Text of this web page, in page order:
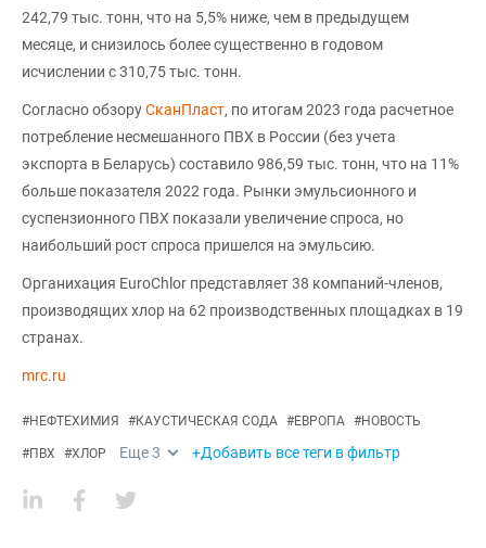
242,79 тыс. тонн, что на 5,5% ниже, чем в предыдущем
месяце, и снизилось более существенно в годовом
исчислении с 310,75 тыс. тонн.
Согласно обзоруСканПласт, по итогам 2023 года расчетное
потребление несмешанного ПВХ в России (без учета
экспорта в Беларусь) составило 986,59 тыс. тонн, что на 11%
больше показателя 2022 года. Рынки эмульсионного и
суспензионного ПВХ показали увеличение спроса, но
наибольший рост спроса пришелся на эмульсию.
Органихация EuroChlor представляет 38 компаний-членов,
производящих хлор на 62 производственных площадках в 19
странах.
mrc.ru
#НЕФТЕХИМИЯ #КАУСТИЧЕСКАЯ СОДА #ЕВРОПА #НОВОСТЬ
#ПВХ #ХЛОР Еще3 +Добавить все теги в фильтр